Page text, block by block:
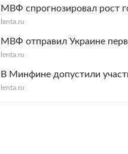
МВФ спрогнозировал рост
lenta.ru
МВФ отправил Украине
lenta.ru
В Минфине допустили
lenta.ru